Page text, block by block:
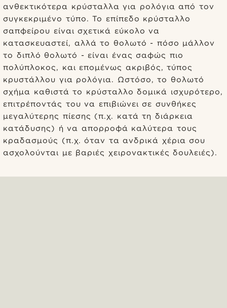
ανθεκτικότερα κρύσταλλα για ρολόγια από τον
συγκεκριμένο τύπο. Το επίπεδο κρύσταλλο
σαπφείρου είναι σχετικά εύκολο να
κατασκευαστεί, αλλά το θολωτό - πόσο μάλλον
το διπλό θολωτό - είναι ένας σαφώς πιο
πολύπλοκος, και επομένως ακριβός, τύπος
κρυστάλλου για ρολόγια. Ωστόσο, το θολωτό
σχήμα καθιστά το κρύσταλλο δομικά ισχυρότερο,
επιτρέποντάς του να επιβιώνει σε συνθήκες
μεγαλύτερης πίεσης (π.χ. κατά τη διάρκεια
κατάδυσης) ή να απορροφά καλύτερα τους
κραδασμούς (π.χ. όταν τα ανδρικά χέρια σου
ασχολούνται με βαριές χειρονακτικές δουλειές).